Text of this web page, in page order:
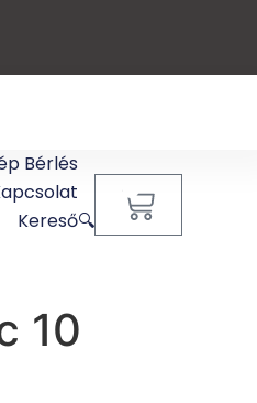
Bérlés
Kereső🔍
10